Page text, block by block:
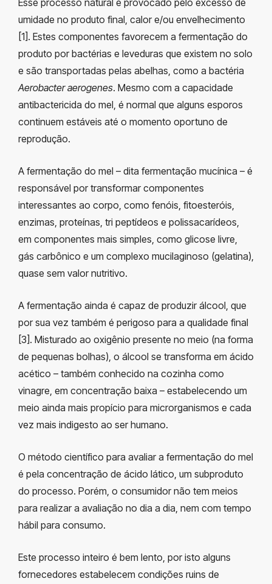
umidade no produto final, calor e/ou envelhecimento
[1]. Estes componentes favorecem a fermentação do
produto por bactérias e leveduras que existem no solo
e são transportadas pelas abelhas, como a bactéria
Aerobacter aerogenes. Mesmo com a capacidade
antibactericida do mel, é normal que alguns esporos
continuem estáveis até o momento oportuno de
reprodução.
A fermentação do mel – dita fermentação mucínica – é
responsável por transformar componentes
interessantes ao corpo, como fenóis, fitoesteróis,
enzimas, proteínas, tri peptídeos e polissacarídeos,
em componentes mais simples, como glicose livre,
gás carbônico e um complexo mucilaginoso (gelatina),
quase sem valor nutritivo.
A fermentação ainda é capaz de produzir álcool, que
por sua vez também é perigoso para a qualidade final
[3]. Misturado ao oxigênio presente no meio (na forma
de pequenas bolhas), o álcool se transforma em ácido
acético – também conhecido na cozinha como
vinagre, em concentração baixa – estabelecendo um
meio ainda mais propício para microrganismos e cada
vez mais indigesto ao ser humano.
O método científico para avaliar a fermentação do mel
é pela concentração de ácido lático, um subproduto
do processo. Porém, o consumidor não tem meios
para realizar a avaliação no dia a dia, nem com tempo
hábil para consumo.
Este processo inteiro é bem lento, por isto alguns
fornecedores estabelecem condições ruins de